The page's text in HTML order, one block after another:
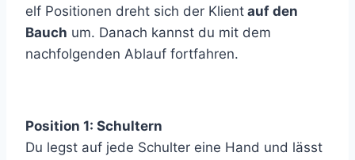
elf Positionen dreht sich der Klient auf den
Bauch um. Danach kannst du mit dem
nachfolgenden Ablauf fortfahren.
Position 1: Schultern
Du legst auf jede Schulter eine Hand und lässt